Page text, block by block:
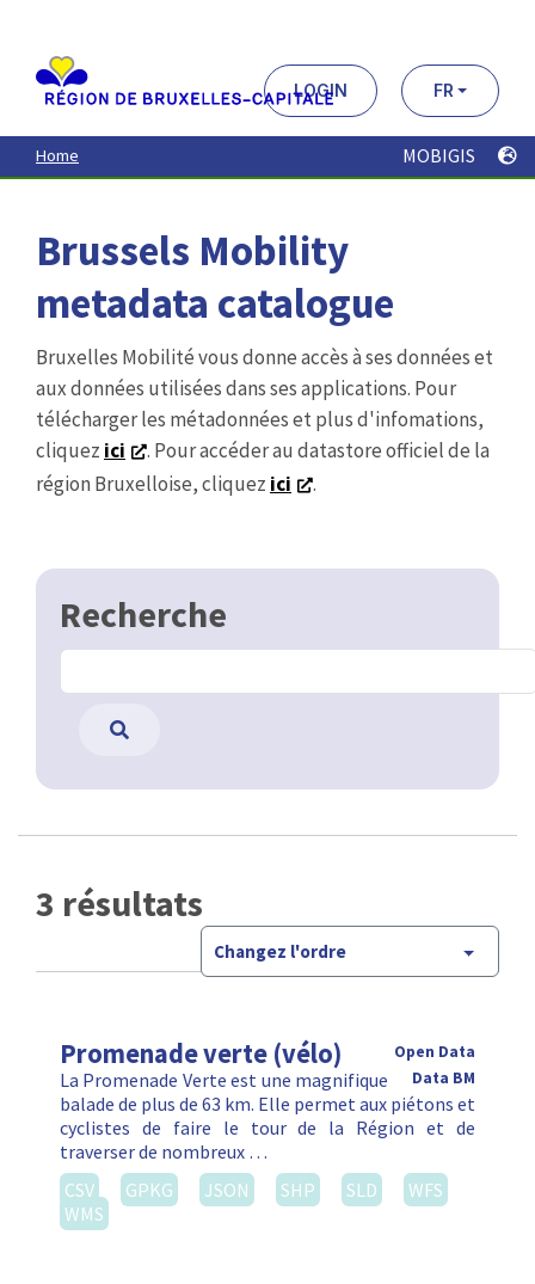
contenu
principal
LOGIN FR
Home MOBIGIS
Brussels Mobility
metadata catalogue
Bruxelles Mobilité vous donne accès à ses données et
aux données utilisées dans ses applications. Pour
télécharger les métadonnées et plus d'infomations,
cliquez ici
. Pour accéder au datastore officiel de la
région Bruxelloise, cliquez ici .
Recherche
3 résultats
Changez l'ordre
Promenade verte (vélo)
Open Data
Data BM
La Promenade Verte est une magnifique
balade de plus de 63 km. Elle permet aux piétons et
cyclistes de faire le tour de la Région et de
traverser de nombreux …
CSV
GPKG JSON SHP SLD
WFS
WMS